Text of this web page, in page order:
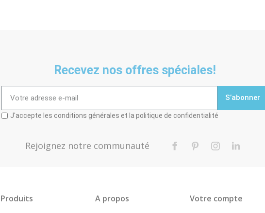
Recevez nos offres spéciales!
S’abonner
J'accepte les conditions générales et la politique de confidentialité
Rejoignez notre communauté FacebookPinterestInstagram
LinkedIn
Produits A propos Votre compte